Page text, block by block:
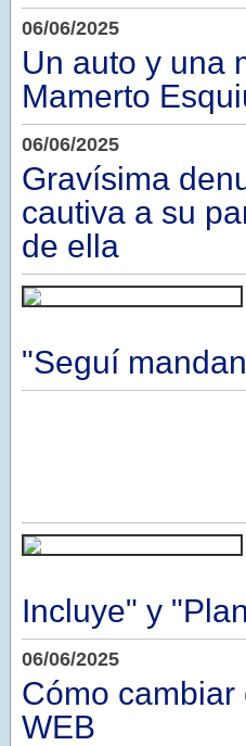
06/06/2025
Un auto y una
Mamerto
06/06/2025
Gravísima
cautiva a su
de ella
"Seguí
Incluye" y
06/06/2025
Cómo
WEB